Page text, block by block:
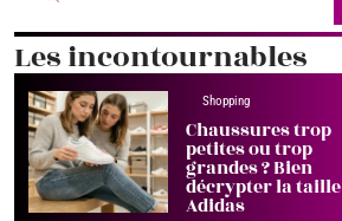
Les incontournables
Shopping
Chaussures trop
petites ou trop
grandes ? Bien
décrypter la taille
Adidas